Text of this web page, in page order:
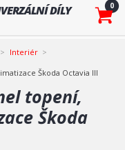
DÍLY 0
Interiér
Škoda Octavia III
topení,
Škoda